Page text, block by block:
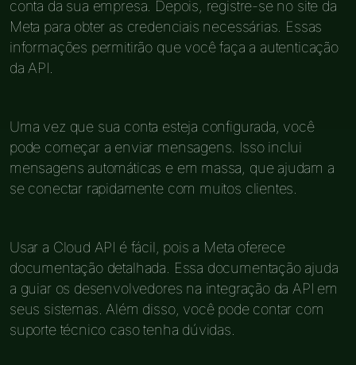
conta da sua empresa. Depois, registre-se no site da
Meta para obter as credenciais necessárias. Essas
informações permitirão que você faça a autenticação
da API.
Uma vez que sua conta esteja configurada, você
pode começar a enviar mensagens. Isso inclui
mensagens automáticas e em massa, que ajudam a
se conectar rapidamente com muitos clientes.
Usar a Cloud API é fácil, pois a Meta oferece
documentação detalhada. Essa documentação ajuda
a guiar os desenvolvedores na integração da API em
seus sistemas. Além disso, você pode contar com
suporte técnico caso tenha dúvidas.